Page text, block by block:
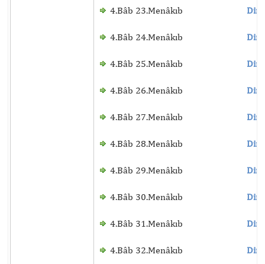
4.Bâb 23.Menâkıb
4.Bâb 24.Menâkıb
4.Bâb 25.Menâkıb
4.Bâb 26.Menâkıb
4.Bâb 27.Menâkıb
4.Bâb 28.Menâkıb
4.Bâb 29.Menâkıb
4.Bâb 30.Menâkıb
4.Bâb 31.Menâkıb
4.Bâb 32.Menâkıb